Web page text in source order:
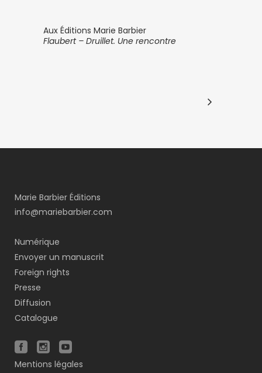
Aux Éditions Marie Barbier
Flaubert – Druillet. Une rencontre
Marie Barbier Éditions
info@mariebarbier.com
Numérique
Envoyer un manuscrit
Foreign rights
Presse
Diffusion
Catalogue
Mentions légales